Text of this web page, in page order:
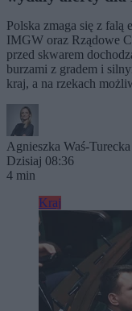
Polska zmaga się z
IMGW oraz Rządowe
przed skwarem
burzami z gradem i
kraj, a na rzekach
Agnieszka Waś-Turecka
Dzisiaj 08:36
4 min
Kraj